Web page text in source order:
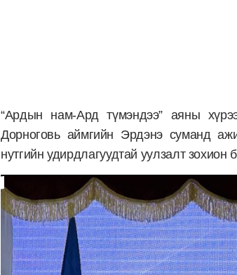
“Ардын нам-Ард түмэндээ” аяны
Дорноговь аймгийн Эрдэнэ суманд
нутгийн удирдлагуудтай уулзалт зохион